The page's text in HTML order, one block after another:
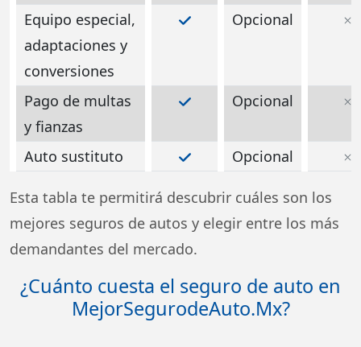
Equipo especial,
adaptaciones y
conversiones
Opcional
Pago de multas
y fianzas
Opcional
Auto sustituto Opcional
Esta tabla te permitirá descubrir cuáles son los
mejores seguros de autos y elegir entre los más
demandantes del mercado.
¿Cuánto cuesta el seguro de auto en
MejorSegurodeAuto.Mx?